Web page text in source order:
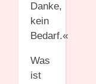
Danke,
kein
Bedarf.«
Was
ist